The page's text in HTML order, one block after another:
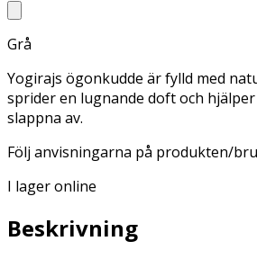
Grå
Yogirajs ögonkudde är fylld med
sprider en lugnande doft och
slappna av.
Följ anvisningarna på produkten/
I lager online
Beskrivning